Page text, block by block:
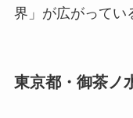
界」が広がってい
東京都・御茶ノ